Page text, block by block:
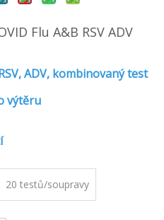
Flu A&B RSV ADV
ADV, kombinovaný test
výtěru
20 testů/soupravy